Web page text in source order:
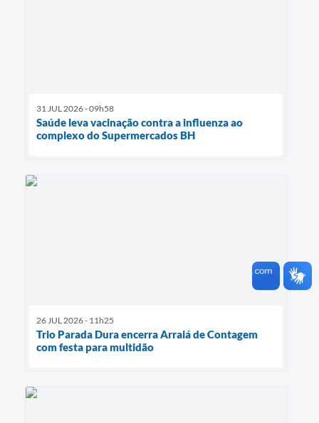
31 JUL 2026 - 09h58
Saúde leva vacinação contra a influenza ao
complexo do Supermercados BH
26 JUL 2026 - 11h25
Trio Parada Dura encerra Arraiá de Contagem
com festa para multidão